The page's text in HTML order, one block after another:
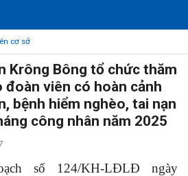
cơ sở
Krông Bông tổ chức thăm
đoàn viên có hoàn cảnh
bệnh hiểm nghèo, tai nạn
công nhân năm 2025
số 124/KH-LĐLĐ ngày